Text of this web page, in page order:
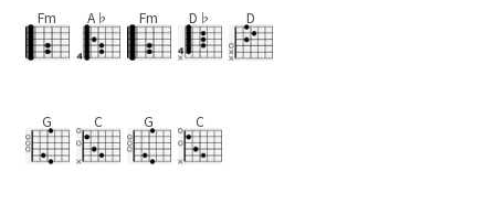
Fm A♭ Fm D♭ D
G C G C